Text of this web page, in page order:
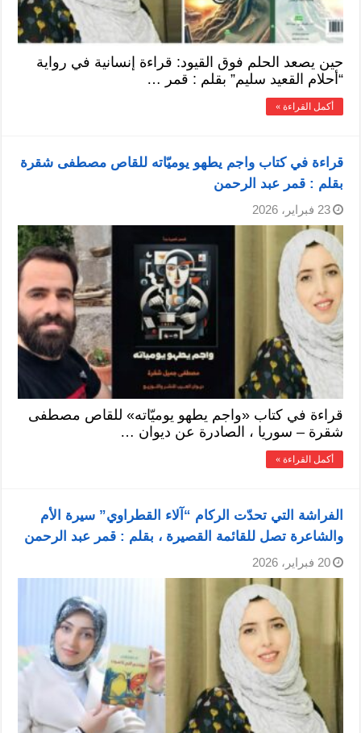
حين يصعد الحلم فوق القيود: قراءة إنسانية في رواية
“أحلام القعيد سليم” بقلم : قمر …
أكمل القراءة »
قراءة في كتاب واجم يطهو يوميّاته للقاص مصطفى شقرة
بقلم : قمر عبد الرحمن
23 فبراير، 2026
قراءة في كتاب «واجم يطهو يوميّاته» للقاص مصطفى
شقرة – سوريا ، الصادرة عن ديوان …
أكمل القراءة »
الفراشة التي تحدّت الركام “آلاء القطراوي” سيرة الأم
والشاعرة تصل للقائمة القصيرة ، بقلم : قمر عبد الرحمن
20 فبراير، 2026